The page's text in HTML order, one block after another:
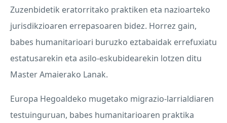
Zuzenbidetik eratorritako praktiken eta nazioarteko
jurisdikzioaren errepasoaren bidez. Horrez gain,
babes humanitarioari buruzko eztabaidak errefuxiatu
estatusarekin eta asilo-eskubidearekin lotzen ditu
Master Amaierako Lanak.
Europa Hegoaldeko mugetako migrazio-larrialdiaren
testuinguruan, babes humanitarioaren praktika